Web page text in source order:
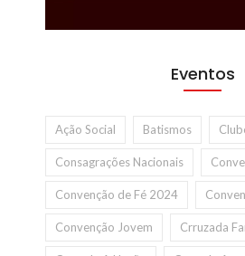
Eventos
Ação Social Batismos
Consagrações Nacionais
Convenção de Fé 2024
Convenção Jovem Crruzada